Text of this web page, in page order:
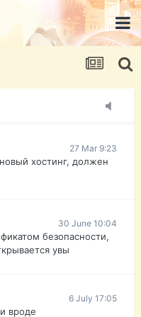
https://pasport-ua.com/
сайт и форум
27 Mar 9:23
хостинг, должен
30 June 10:04
безопасности,
увы
6 July 17:05
вроде